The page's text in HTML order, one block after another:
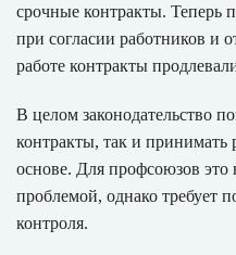
срочные контракты. Теперь
при согласии работников и
работе контракты
В целом законодательство
контракты, так и принимать
основе. Для профсоюзов это
проблемой, однако требует
контроля.